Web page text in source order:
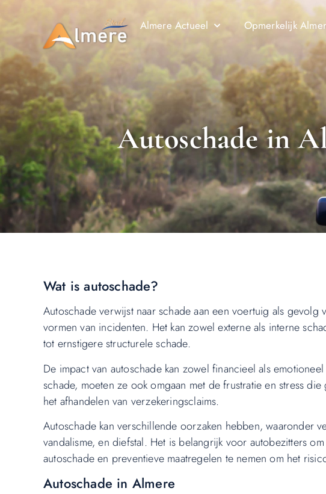
Almere Actueel Opmerkelijk
Autoschade in
Wat is autoschade?
Autoschade verwijst naar schade aan een voertuig als
vormen van incidenten. Het kan zowel externe als interne
tot ernstigere structurele schade.
De impact van autoschade kan zowel financieel als
schade, moeten ze ook omgaan met de frustratie en stress
het afhandelen van verzekeringsclaims.
Autoschade kan verschillende oorzaken hebben, waaronder
vandalisme, en diefstal. Het is belangrijk voor autobezitters
autoschade en preventieve maatregelen te nemen om het
Autoschade in Almere